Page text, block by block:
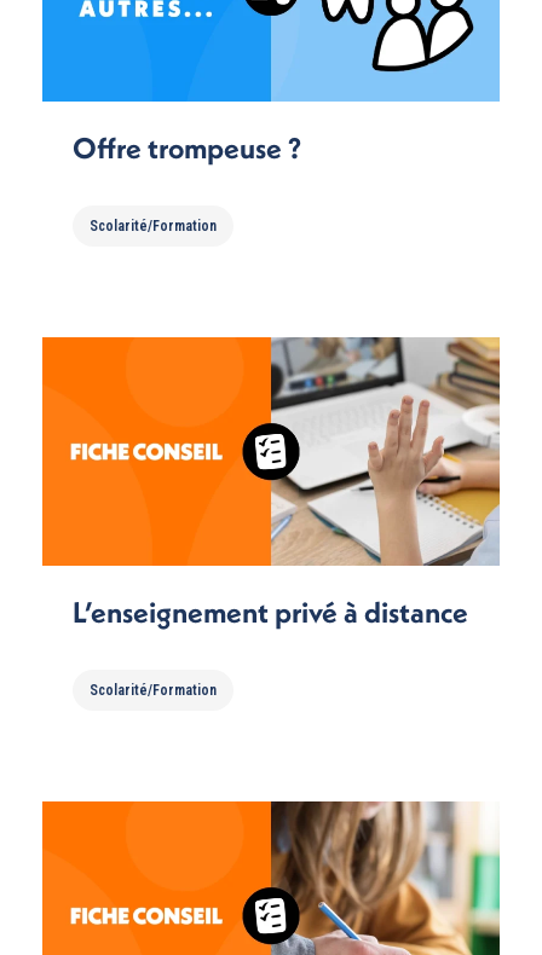
Offre trompeuse ?
Scolarité/Formation
L’enseignement privé à distance
Scolarité/Formation